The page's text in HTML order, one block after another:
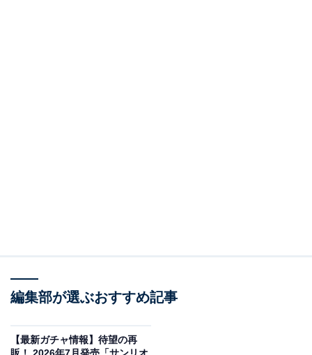
たまごっち UFOスイング２（画像出典：バンダイ）
スイング２」（税込300円）。全6種のラインアップとな
編集部が選ぶおすすめ記事
【最新ガチャ情報】待望の再